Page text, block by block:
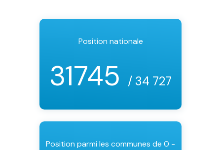
Position nationale
31745 / 34 727
Position parmi les communes de 0 -